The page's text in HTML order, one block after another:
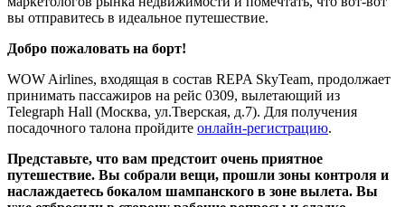
вы отправитесь в идеальное путешествие.
Добро пожаловать на борт!
WOW Airlines, входящая в состав REPA SkyTeam, продолжает
принимать пассажиров на рейс 0309, вылетающий из
Telegraph Hall (Москва, ул.Тверская, д.7). Для получения
посадочного талона пройдите онлайн-регистрацию.
Представьте, что вам предстоит очень приятное
путешествие. Вы собрали вещи, прошли зоны контроля и
наслаждаетесь бокалом шампанского в зоне вылета. Вы